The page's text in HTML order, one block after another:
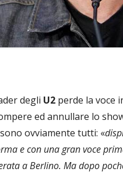
degli U2 perde la voce
ed annullare lo
ovviamente tutti: «
e con una gran voce
a Berlino. Ma dopo